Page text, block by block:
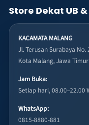
Store Dekat UB &
KACAMATA MALANG
Jl. Terusan Surabaya
Kota Malang, Jawa
Jam Buka:
Setiap hari, 08.00–22.00
WhatsApp:
0815-8880-881